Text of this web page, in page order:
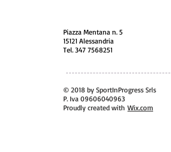
Piazza Mentana n. 5
15121 Alessandria
Tel. 347 7568251
© 2018 by SportInProgress Srls
P. Iva 09606040963
Proudly created with Wix.com